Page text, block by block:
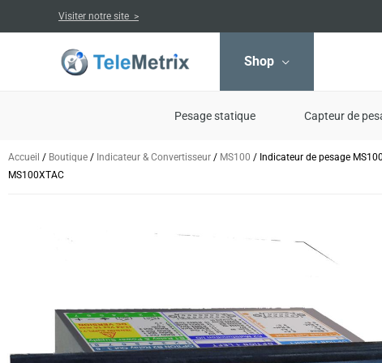
au
Visiter notre site >
Shop
Pesage statique Capteur de
Accueil / Boutique / Indicateur & Convertisseur / MS100 / Indicateur de pesage
MS100XTAC